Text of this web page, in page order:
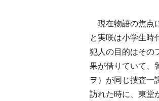
現在物語の焦点
と実咲は小学生時
犯人の目的はその
果が借りていて、
ヲ）が同じ捜査一
訪れた時に、東堂